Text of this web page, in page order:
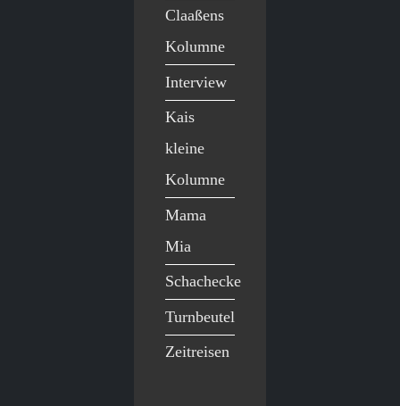
Claaßens
Kolumne
Interview
Kais
kleine
Kolumne
Mama
Mia
Schachecke
Turnbeutel
Zeitreisen